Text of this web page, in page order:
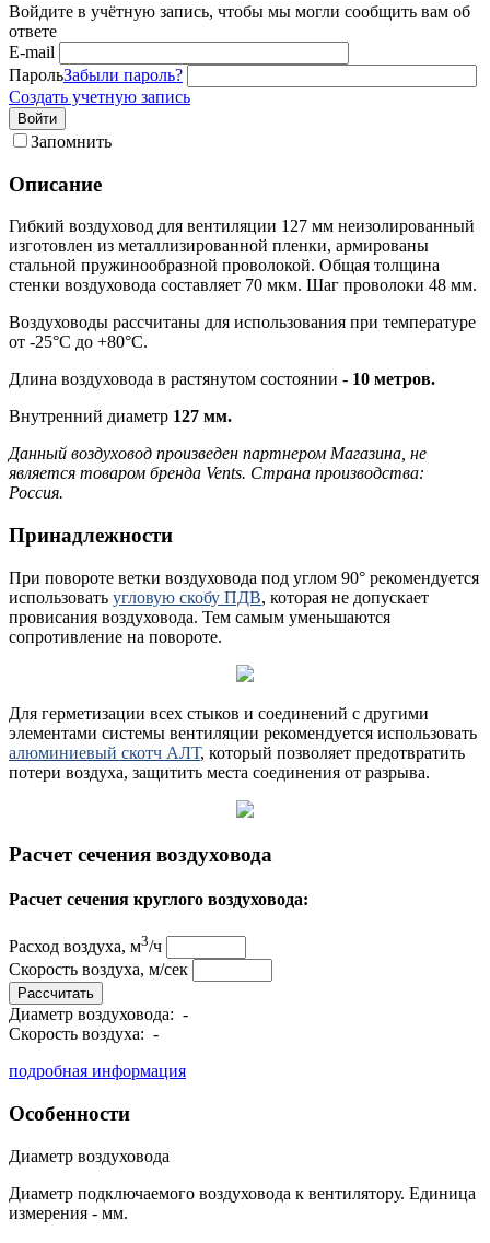
Войдите в учётную запись, чтобы мы могли сообщить вам об
ответе
E-mail
ПарольЗабыли пароль?
Создать учетную запись
Войти
Запомнить
Описание
Гибкий воздуховод для вентиляции 127 мм неизолированный
изготовлен из металлизированной пленки, армированы
стальной пружинообразной проволокой. Общая толщина
стенки воздуховода составляет 70 мкм. Шаг проволоки 48 мм.
Воздуховоды рассчитаны для использования при температуре
от -25°С до +80°С.
Длина воздуховода в растянутом состоянии - 10 метров.
Внутренний диаметр 127 мм.
Данный воздуховод произведен партнером Магазина, не
является товаром бренда Vents. Страна производства:
Россия.
Принадлежности
При повороте ветки воздуховода под углом 90° рекомендуется
использовать угловую скобу ПДВ, которая не допускает
провисания воздуховода. Тем самым уменьшаются
сопротивление на повороте.
Для герметизации всех стыков и соединений с другими
элементами системы вентиляции рекомендуется использовать
алюминиевый скотч АЛТ, который позволяет предотвратить
потери воздуха, защитить места соединения от разрыва.
Расчет сечения воздуховода
Расчет сечения круглого воздуховода:
Расход воздуха, м3/ч
Скорость воздуха, м/сек
Рассчитать
Диаметр воздуховода: -
Скорость воздуха: -
подробная информация
Особенности
Диаметр воздуховода
Диаметр подключаемого воздуховода к вентилятору. Единица
измерения - мм.